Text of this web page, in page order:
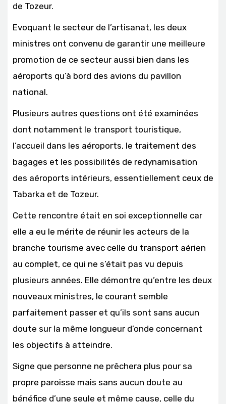
de Tozeur.
Evoquant le secteur de l’artisanat, les deux
ministres ont convenu de garantir une meilleure
promotion de ce secteur aussi bien dans les
aéroports qu’à bord des avions du pavillon
national.
Plusieurs autres questions ont été examinées
dont notamment le transport touristique,
l’accueil dans les aéroports, le traitement des
bagages et les possibilités de redynamisation
des aéroports intérieurs, essentiellement ceux de
Tabarka et de Tozeur.
Cette rencontre était en soi exceptionnelle car
elle a eu le mérite de réunir les acteurs de la
branche tourisme avec celle du transport aérien
au complet, ce qui ne s’était pas vu depuis
plusieurs années. Elle démontre qu’entre les deux
nouveaux ministres, le courant semble
parfaitement passer et qu’ils sont sans aucun
doute sur la même longueur d’onde concernant
les objectifs à atteindre.
Signe que personne ne prêchera plus pour sa
propre paroisse mais sans aucun doute au
bénéfice d’une seule et même cause, celle du